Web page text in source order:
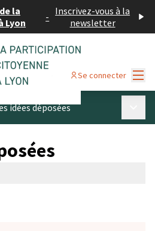
la
Lyon
- Inscrivez-vous à la
newsletter
Se connecter
idées déposées